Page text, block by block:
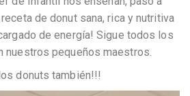
de donut sana, rica y nutritiva
de energía! Sigue todos los
nuestros pequeños maestros.
donuts también!!!